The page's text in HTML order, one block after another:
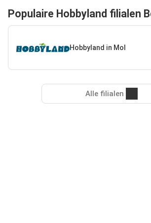
Populaire Hobbyland filialen
Hobbyland in Mol
Alle filialen